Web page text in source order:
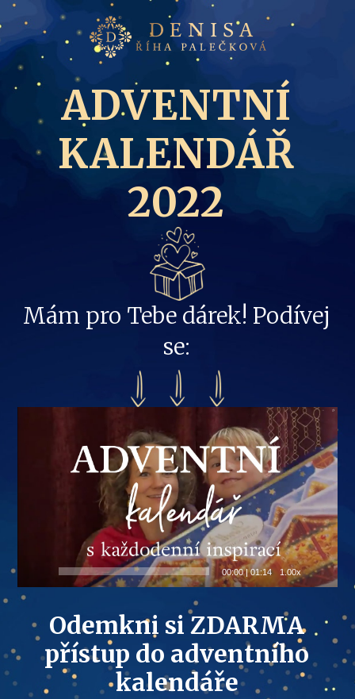
ADVENTNÍ
KALENDÁŘ
2022
Mám pro Tebe dárek! Podívej
se:
00:00|01:14 1.00x
Odemkni si ZDARMA
přístup do adventního
kalendáře